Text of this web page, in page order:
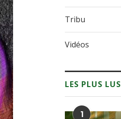
Tribu
Vidéos
LES PLUS LUS
1